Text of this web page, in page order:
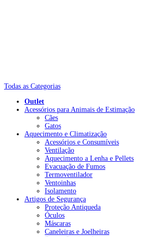
Todas as Categorias
Outlet
Acessórios para Animais de Estimação
Cães
Gatos
Aquecimento e Climatização
Acessórios e Consumíveis
Ventilação
Aquecimento a Lenha e Pellets
Evacuação de Fumos
Termoventilador
Ventoinhas
Isolamento
Artigos de Segurança
Proteção Antiqueda
Óculos
Máscaras
Caneleiras e Joelheiras